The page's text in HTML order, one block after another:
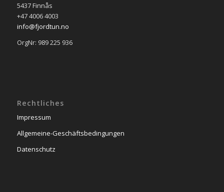
5437 Finnås
+47 4006 4003
info@fjordtun.no
OrgNr: 989 225 936
Rechtliches
Impressum
Allgemeine-Geschäftsbedingungen
Datenschutz